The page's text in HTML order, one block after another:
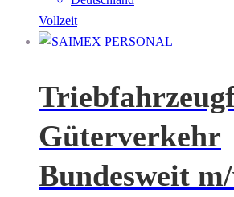
Vollzeit
Güterverkehr
Bundesweit